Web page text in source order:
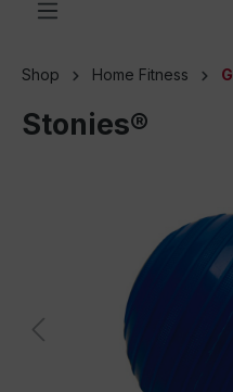
Shop Home Fitness
Stonies®